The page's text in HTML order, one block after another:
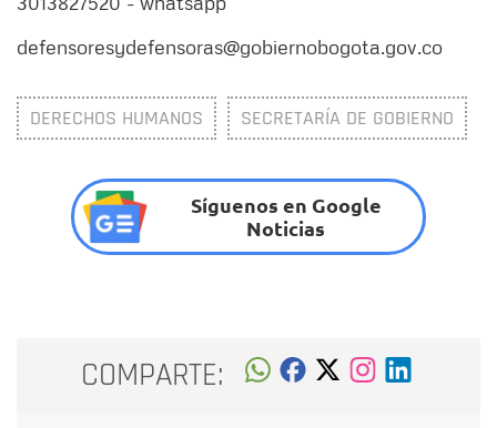
defensoresydefensoras@gobiernobogota.gov.co
DERECHOS HUMANOS SECRETARÍA DE GOBIERNO
Síguenos en Google
Noticias
COMPARTE: